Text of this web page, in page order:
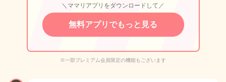
＼ママリアプリをダウンロードして／
無料アプリでもっと見る
※一部プレミアム会員限定の機能もございます